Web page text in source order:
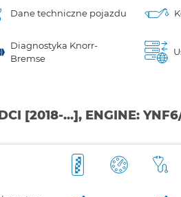
Dane techniczne pojazdu
Diagnostyka Knorr-
Bremse
[2018-...], ENGINE: